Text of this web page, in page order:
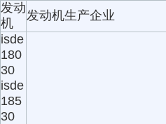
发动
机
发动机生产企业
isde
180
30
isde
185
30